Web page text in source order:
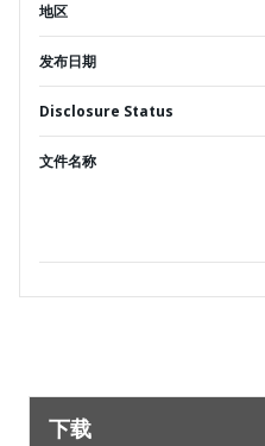
地区
发布日期
Disclosure Status
文件名称
下载